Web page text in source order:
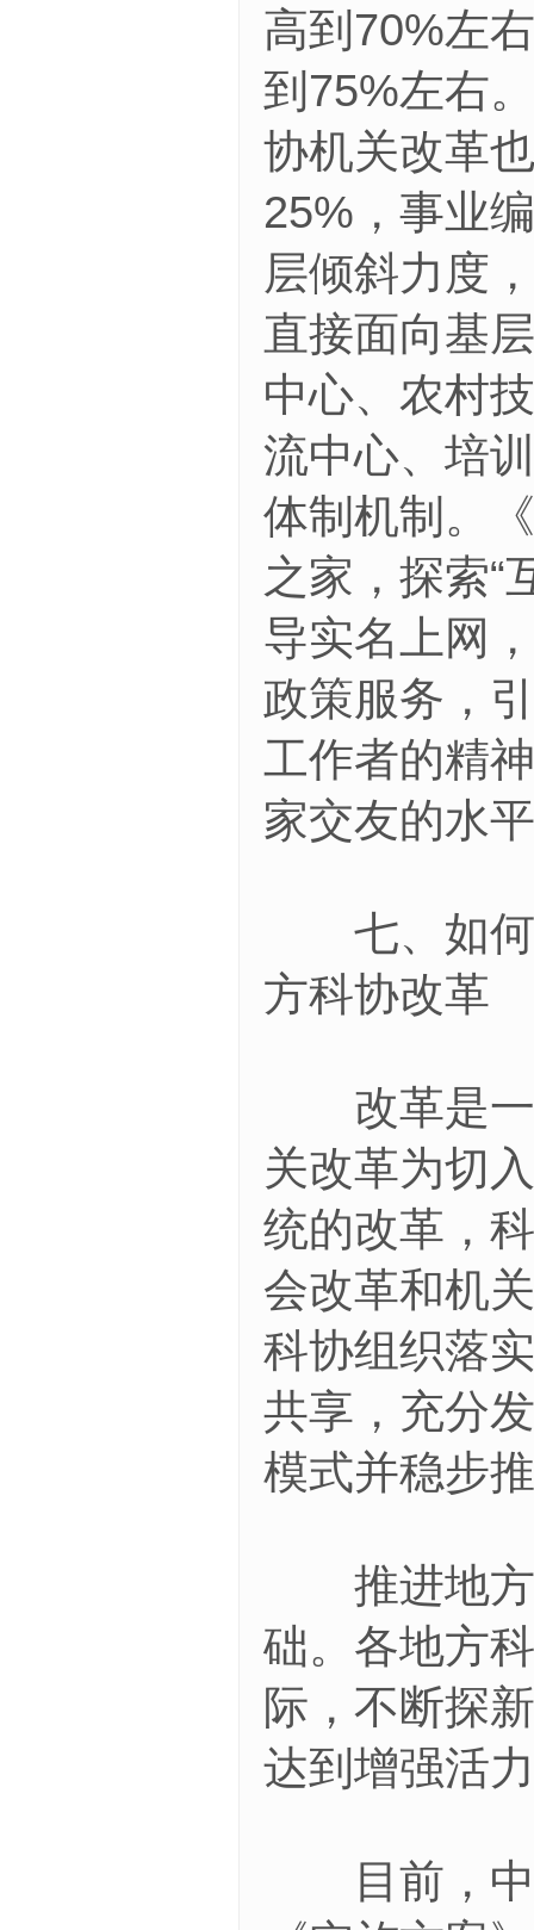
高到70%左
到75%左右
协机关改革
25%，事业
层倾斜力度
直接面向基
中心、农村
流中心、培
体制机制。
之家，探索“
导实名上网
政策服务，
工作者的精
家交友的水
七、如何
方科协改革
改革是一
关改革为切
统的改革，
会改革和机
科协组织落
共享，充分
模式并稳步
推进地方
础。各地方
际，不断探
达到增强活
目前，中